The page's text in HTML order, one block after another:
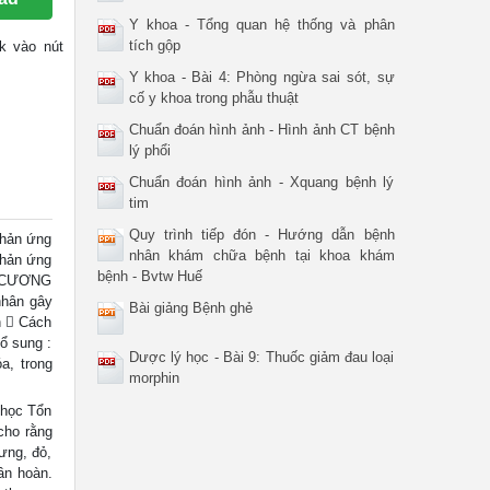
vào nút
ứng
ứng
gây
 Cách
sung :
trong
Tổn
rằng
đỏ,
hoàn.
Y khoa - Tổng quan hệ thống và phân
tích gộp
Y khoa - Bài 4: Phòng ngừa sai sót, sự
cố y khoa trong phẫu thuật
Chuẩn đoán hình ảnh - Hình ảnh CT bệnh
lý phổi
Chuẩn đoán hình ảnh - Xquang bệnh lý
tim
Quy trình tiếp đón - Hướng dẫn bệnh
nhân khám chữa bệnh tại khoa khám
bệnh - Bvtw Huế
Bài giảng Bệnh ghẻ
Dược lý học - Bài 9: Thuốc giảm đau loại
morphin